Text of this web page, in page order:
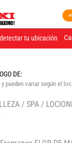
tu ubicación
DE:
pueden variar según el
/ SPA /